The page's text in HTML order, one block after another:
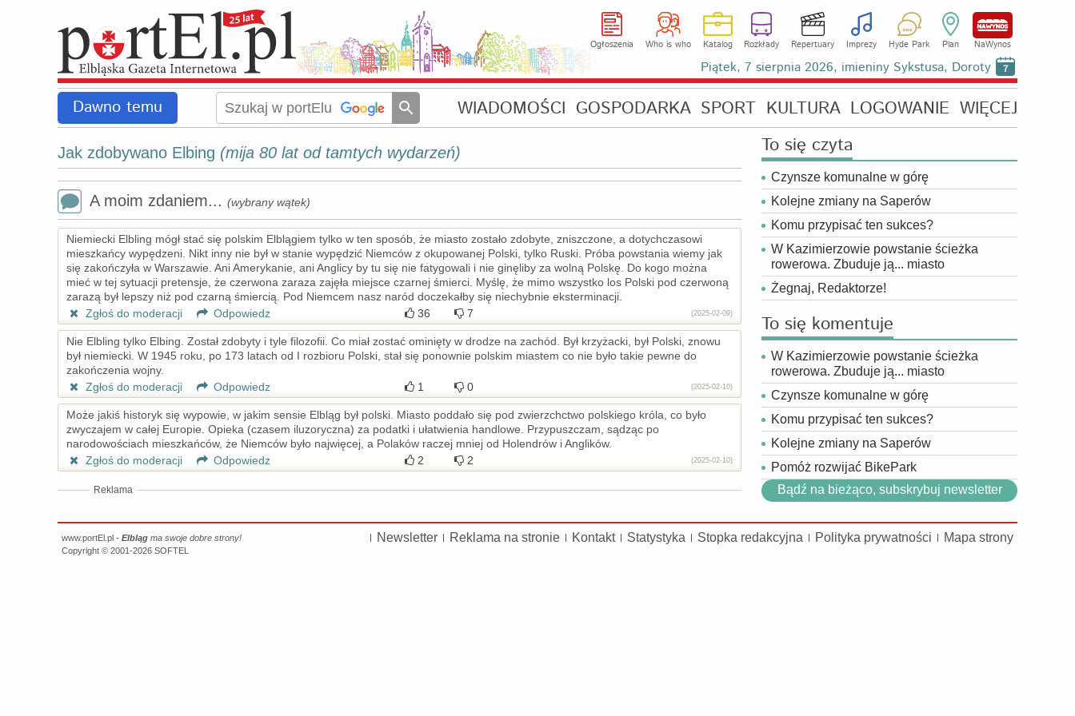
Ogłoszenia Who is who Katalog Rozkłady Repertuary Imprezy Hyde Park Plan NaWynos
Piątek, 7 sierpnia 2026, imieniny Sykstusa, Doroty 7
Dawno temu WIADOMOŚCI GOSPODARKA SPORT KULTURA LOGOWANIE WIĘCEJ
Jak zdobywano Elbing (mija 80 lat od tamtych wydarzeń)
A moim zdaniem... (wybrany wątek)
Niemiecki Elbling mógł stać się polskim Elblągiem tylko w ten sposób, że miasto zostało zdobyte, zniszczone, a dotychczasowi
mieszkańcy wypędzeni. Nikt inny nie był w stanie wypędzić Niemców z okupowanej Polski, tylko Ruski. Próba powstania wiemy jak
się zakończyła w Warszawie. Ani Amerykanie, ani Anglicy by tu się nie fatygowali i nie ginęliby za wolną Polskę. Do kogo można
mieć w tej sytuacji pretensje, że czerwona zaraza zajęła miejsce czarnej śmierci. Myślę, że mimo wszystko los Polski pod czerwoną
zarazą był lepszy niż pod czarną śmiercią. Pod Niemcem nasz naród doczekałby się niechybnie eksterminacji.
Zgłoś do moderacji
Odpowiedz 36 7 (2025-02-09)
Nie Elbling tylko Elbing. Został zdobyty i tyle filozofii. Co miał zostać ominięty w drodze na zachód. Był krzyżacki, był Polski, znowu
był niemiecki. W 1945 roku, po 173 latach od I rozbioru Polski, stał się ponownie polskim miastem co nie było takie pewne do
zakończenia wojny.
Zgłoś do moderacji
Odpowiedz 1 0 (2025-02-10)
Może jakiś historyk się wypowie, w jakim sensie Elbląg był polski. Miasto poddało się pod zwierzchctwo polskiego króla, co było
zwyczajem w całej Europie. Opieka (czasem iluzoryczna) za podatki i ułatwienia handlowe. Przypuszczam, sądząc po
narodowościach mieszkańców, że Niemców było najwięcej, a Polaków raczej mniej od Holendrów i Anglików.
Zgłoś do moderacji
Odpowiedz 2 2 (2025-02-10)
Reklama
To się czyta
Czynsze komunalne w górę
Kolejne zmiany na Saperów
Komu przypisać ten sukces?
W Kazimierzowie powstanie ścieżka
rowerowa. Zbuduje ją... miasto
Żegnaj, Redaktorze!
To się komentuje
W Kazimierzowie powstanie ścieżka
rowerowa. Zbuduje ją... miasto
Czynsze komunalne w górę
Komu przypisać ten sukces?
Kolejne zmiany na Saperów
Pomóż rozwijać BikePark
Bądź na bieżąco, subskrybuj newsletter
Newsletter Reklama na stronie Kontakt Statystyka Stopka redakcyjna Polityka prywatności Mapa strony
www.portEl.pl - Elbląg ma swoje dobre strony!
Copyright © 2001-2026 SOFTEL